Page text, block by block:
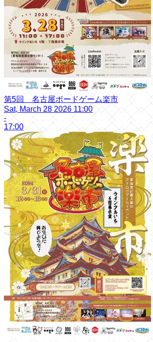
第5回 名古屋ボードゲーム楽市
Sat, March 28 2026 11:00
-
17:00